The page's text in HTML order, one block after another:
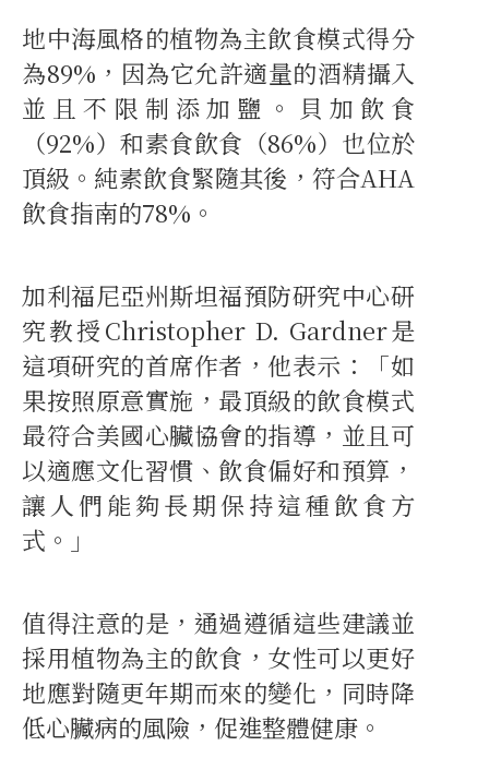
地中海風格的植物為主飲食模式得分
為89%，因為它允許適量的酒精攝入
並且不限制添加鹽。貝加飲食
（92%）和素食飲食（86%）也位於
頂級。純素飲食緊隨其後，符合AHA
飲食指南的78%。
加利福尼亞州斯坦福預防研究中心研
究教授Christopher D. Gardner是
這項研究的首席作者，他表示：「如
果按照原意實施，最頂級的飲食模式
最符合美國心臟協會的指導，並且可
以適應文化習慣、飲食偏好和預算，
讓人們能夠長期保持這種飲食方
式。」
值得注意的是，通過遵循這些建議並
採用植物為主的飲食，女性可以更好
地應對隨更年期而來的變化，同時降
低心臟病的風險，促進整體健康。